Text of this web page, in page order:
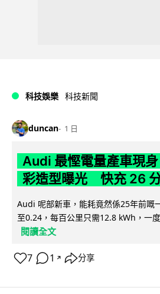
科技娛樂 科技新聞
duncan 1 日
Audi 最慳電量產車現
彩造型曝光 快充 26
Audi 呢部新車，能耗竟然係25年前嘅
至0.24，每百公里只需12.8 kWh，一
閱讀全文
7 1 ↗ 分享